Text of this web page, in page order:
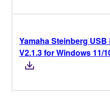
Yamaha Steinberg USB
V2.1.3 for Windows 11/